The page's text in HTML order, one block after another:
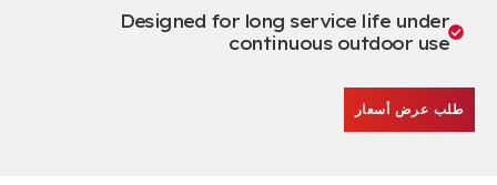
Designed for long service life under
continuous outdoor use
طلب عرض أسعار